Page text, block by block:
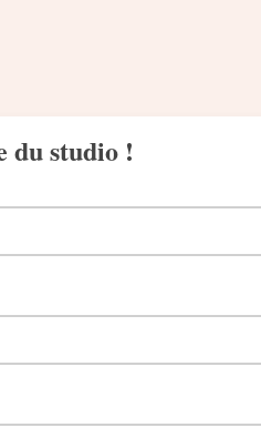
du studio !